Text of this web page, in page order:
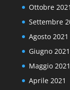
Ottobre 2021
Settembre
Agosto 2021
Giugno 2021
Maggio 2021
Aprile 2021